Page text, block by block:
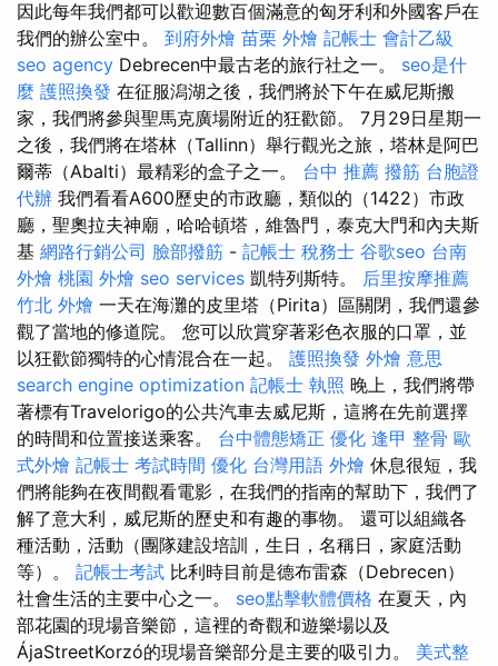
因此每年我們都可以歡迎數百個滿意的匈牙利和外國客戶在
我們的辦公室中。 到府外燴 苗栗 外燴 記帳士 會計乙級
seo agency Debrecen中最古老的旅行社之一。 seo是什
麼 護照換發 在征服潟湖之後，我們將於下午在威尼斯搬
家，我們將參與聖馬克廣場附近的狂歡節。 7月29日星期一
之後，我們將在塔林（Tallinn）舉行觀光之旅，塔林是阿巴
爾蒂（Abalti）最精彩的盒子之一。 台中 推薦 撥筋 台胞證
代辦 我們看看A600歷史的市政廳，類似的（1422）市政
廳，聖奧拉夫神廟，哈哈頓塔，維魯門，泰克大門和內夫斯
基 網路行銷公司 臉部撥筋 - 記帳士 稅務士 谷歌seo 台南
外燴 桃園 外燴 seo services 凱特列斯特。 后里按摩推薦
竹北 外燴 一天在海灘的皮里塔（Pirita）區關閉，我們還參
觀了當地的修道院。 您可以欣賞穿著彩色衣服的口罩，並
以狂歡節獨特的心情混合在一起。 護照換發 外燴 意思
search engine optimization 記帳士 執照 晚上，我們將帶
著標有Travelorigo的公共汽車去威尼斯，這將在先前選擇
的時間和位置接送乘客。 台中體態矯正 優化 逢甲 整骨 歐
式外燴 記帳士 考試時間 優化 台灣用語 外燴 休息很短，我
們將能夠在夜間觀看電影，在我們的指南的幫助下，我們了
解了意大利，威尼斯的歷史和有趣的事物。 還可以組織各
種活動，活動（團隊建設培訓，生日，名稱日，家庭活動
等）。 記帳士考試 比利時目前是德布雷森（Debrecen）
社會生活的主要中心之一。 seo點擊軟體價格 在夏天，內
部花園的現場音樂節，這裡的奇觀和遊樂場以及
ÁjaStreetKorzó的現場音樂部分是主要的吸引力。 美式整